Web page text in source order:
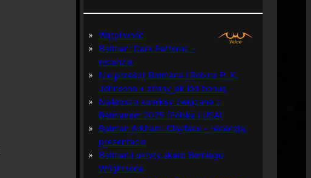
Wątpliwość
Batman: Dark Patterns –
recenzja
Nie prześpij Batmana i Robina P. K.
Johnsona + zimny jak lód bonus
Najlepsze komiksy związane z
Batmanem 2025 (Polska i USA)
Batman Arkham: Clayface – recenzja,
prezentacja
Batman i ukryty skarb Berniego
Wrightsona